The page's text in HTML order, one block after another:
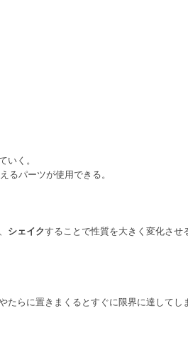
く。
るパーツが使用できる。
シェイクすることで性質を大きく変化させ
たらに置きまくるとすぐに限界に達してし